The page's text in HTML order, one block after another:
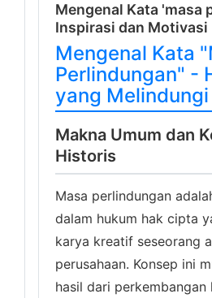
Mengenal Kata 'masa
Inspirasi dan Motivasi
Mengenal Kata
Perlindungan" -
yang Melindungi
Makna Umum dan
Historis
Masa perlindungan
dalam hukum hak cipta
karya kreatif seseorang
perusahaan. Konsep ini
hasil dari perkembangan